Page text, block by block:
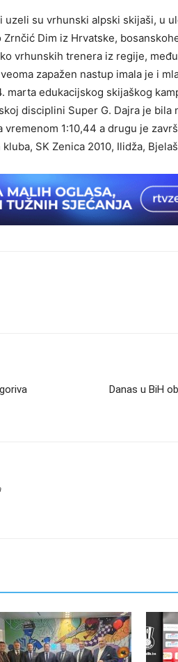
su vrhunski alpski skijaši, u
Dim iz Hrvatske,
vrhunskih trenera iz regije,
zapažen nastup imala je i
marta edukacijskog skijaškog
disciplini Super G. Dajra je bila
1:10,44 a drugu je
SK Zenica 2010, Ilidža,
Danas u BiH